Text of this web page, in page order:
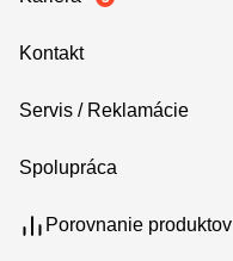
Kontakt
Servis / Reklamácie
Spolupráca
Porovnanie produktov